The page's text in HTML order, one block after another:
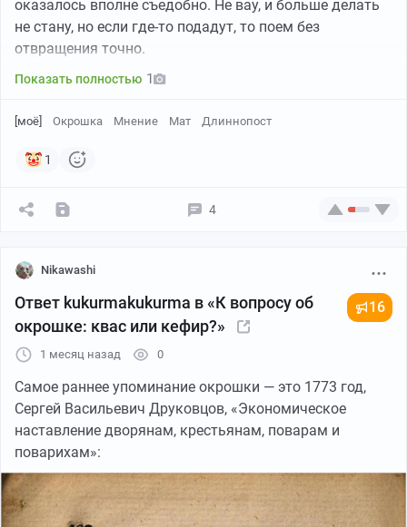
оказалось вполне съедобно. Не вау, и больше делать
не стану, но если где-то подадут, то поем без
отвращения точно.
Показать полностью 1
[моё] Окрошка Мнение Мат Длиннопост
1
4
Nikawashi
Ответ kukurmakukurma в «К вопросу об
окрошке: квас или кефир?»
16
1 месяц назад 0
Самое раннее упоминание окрошки — это 1773 год,
Сергей Васильевич Друковцов, «Экономическое
наставление дворянам, крестьянам, поварам и
поварихам»: